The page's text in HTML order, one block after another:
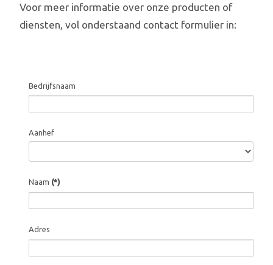
Voor meer informatie over onze producten of
diensten, vol onderstaand contact formulier in:
Bedrijfsnaam
Aanhef
Naam (*)
Adres